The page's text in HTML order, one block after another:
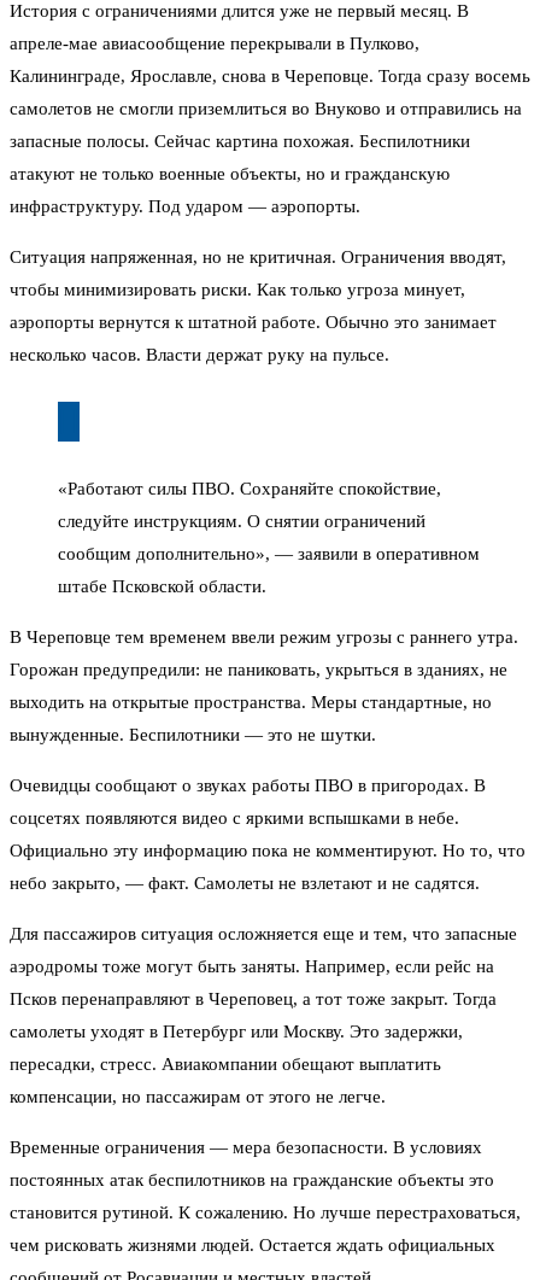
История с ограничениями длится уже не первый месяц. В
апреле-мае авиасообщение перекрывали в Пулково,
Калининграде, Ярославле, снова в Череповце. Тогда сразу восемь
самолетов не смогли приземлиться во Внуково и отправились на
запасные полосы. Сейчас картина похожая. Беспилотники
атакуют не только военные объекты, но и гражданскую
инфраструктуру. Под ударом — аэропорты.
Ситуация напряженная, но не критичная. Ограничения вводят,
чтобы минимизировать риски. Как только угроза минует,
аэропорты вернутся к штатной работе. Обычно это занимает
несколько часов. Власти держат руку на пульсе.
«Работают силы ПВО. Сохраняйте спокойствие,
следуйте инструкциям. О снятии ограничений
сообщим дополнительно», — заявили в оперативном
штабе Псковской области.
В Череповце тем временем ввели режим угрозы с раннего утра.
Горожан предупредили: не паниковать, укрыться в зданиях, не
выходить на открытые пространства. Меры стандартные, но
вынужденные. Беспилотники — это не шутки.
Очевидцы сообщают о звуках работы ПВО в пригородах. В
соцсетях появляются видео с яркими вспышками в небе.
Официально эту информацию пока не комментируют. Но то, что
небо закрыто, — факт. Самолеты не взлетают и не садятся.
Для пассажиров ситуация осложняется еще и тем, что запасные
аэродромы тоже могут быть заняты. Например, если рейс на
Псков перенаправляют в Череповец, а тот тоже закрыт. Тогда
самолеты уходят в Петербург или Москву. Это задержки,
пересадки, стресс. Авиакомпании обещают выплатить
компенсации, но пассажирам от этого не легче.
Временные ограничения — мера безопасности. В условиях
постоянных атак беспилотников на гражданские объекты это
становится рутиной. К сожалению. Но лучше перестраховаться,
чем рисковать жизнями людей. Остается ждать официальных